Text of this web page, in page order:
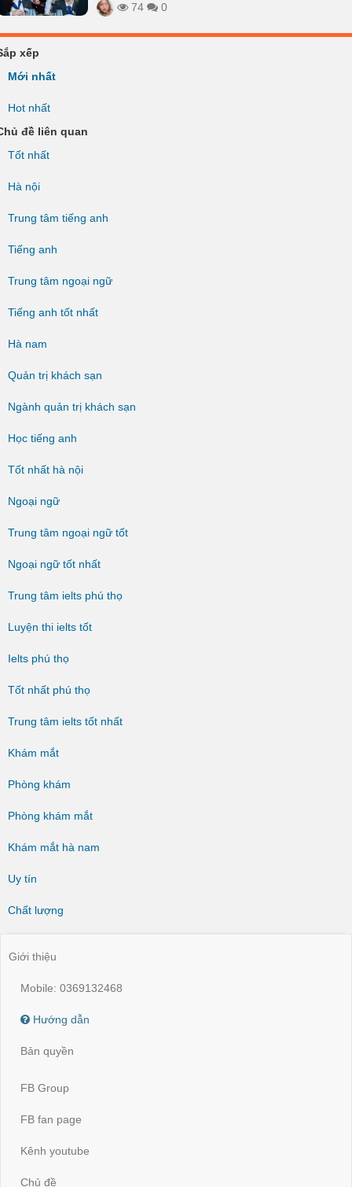
74 0
xếp
Mới nhất
Hot nhất
đề liên quan
Tốt nhất
Hà nội
Trung tâm tiếng anh
Tiếng anh
Trung tâm ngoại ngữ
Tiếng anh tốt nhất
Hà nam
Quản trị khách sạn
Ngành quản trị khách sạn
Học tiếng anh
Tốt nhất hà nội
Ngoại ngữ
Trung tâm ngoại ngữ tốt
Ngoại ngữ tốt nhất
Trung tâm ielts phú thọ
Luyện thi ielts tốt
Ielts phú thọ
Tốt nhất phú thọ
Trung tâm ielts tốt nhất
Khám mắt
Phòng khám
Phòng khám mắt
Khám mắt hà nam
Uy tín
Chất lượng
Giới thiệu
Mobile: 0369132468
Hướng dẫn
Bản quyền
FB Group
FB fan page
Kênh youtube
Chủ đề